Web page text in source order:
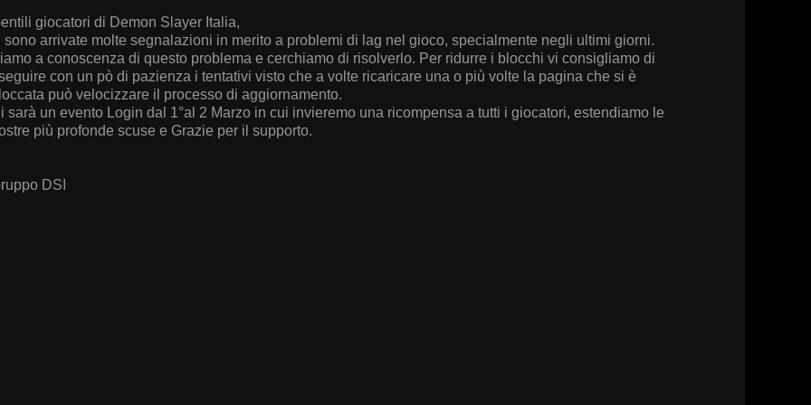
giocatori di Demon Slayer Italia,
sono arrivate molte segnalazioni in merito a problemi di lag nel gioco, specialmente negli ultimi giorni.
a conoscenza di questo problema e cerchiamo di risolverlo. Per ridurre i blocchi vi consigliamo di
con un pò di pazienza i tentativi visto che a volte ricaricare una o più volte la pagina che si è
può velocizzare il processo di aggiornamento.
sarà un evento Login dal 1°al 2 Marzo in cui invieremo una ricompensa a tutti i giocatori, estendiamo le
più profonde scuse e Grazie per il supporto.
DSI